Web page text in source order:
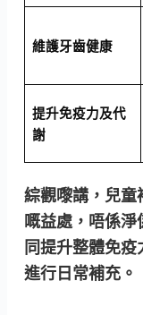
維護牙齒健康
提升免疫力及代
謝
綜觀嚟講，兒童
嘅益處，唔係淨
同提升整體免
進行日常補充。